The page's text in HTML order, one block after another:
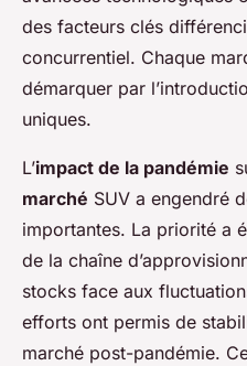
des facteurs clés
concurrentiel. Chaque
démarquer par
uniques.
L’impact de la pandémie
marché SUV a engendré
importantes. La priorité a
de la chaîne
stocks face aux
efforts ont permis de
marché post-pandémie.